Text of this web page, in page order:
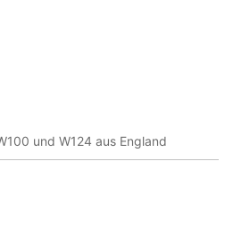
und W124 aus England